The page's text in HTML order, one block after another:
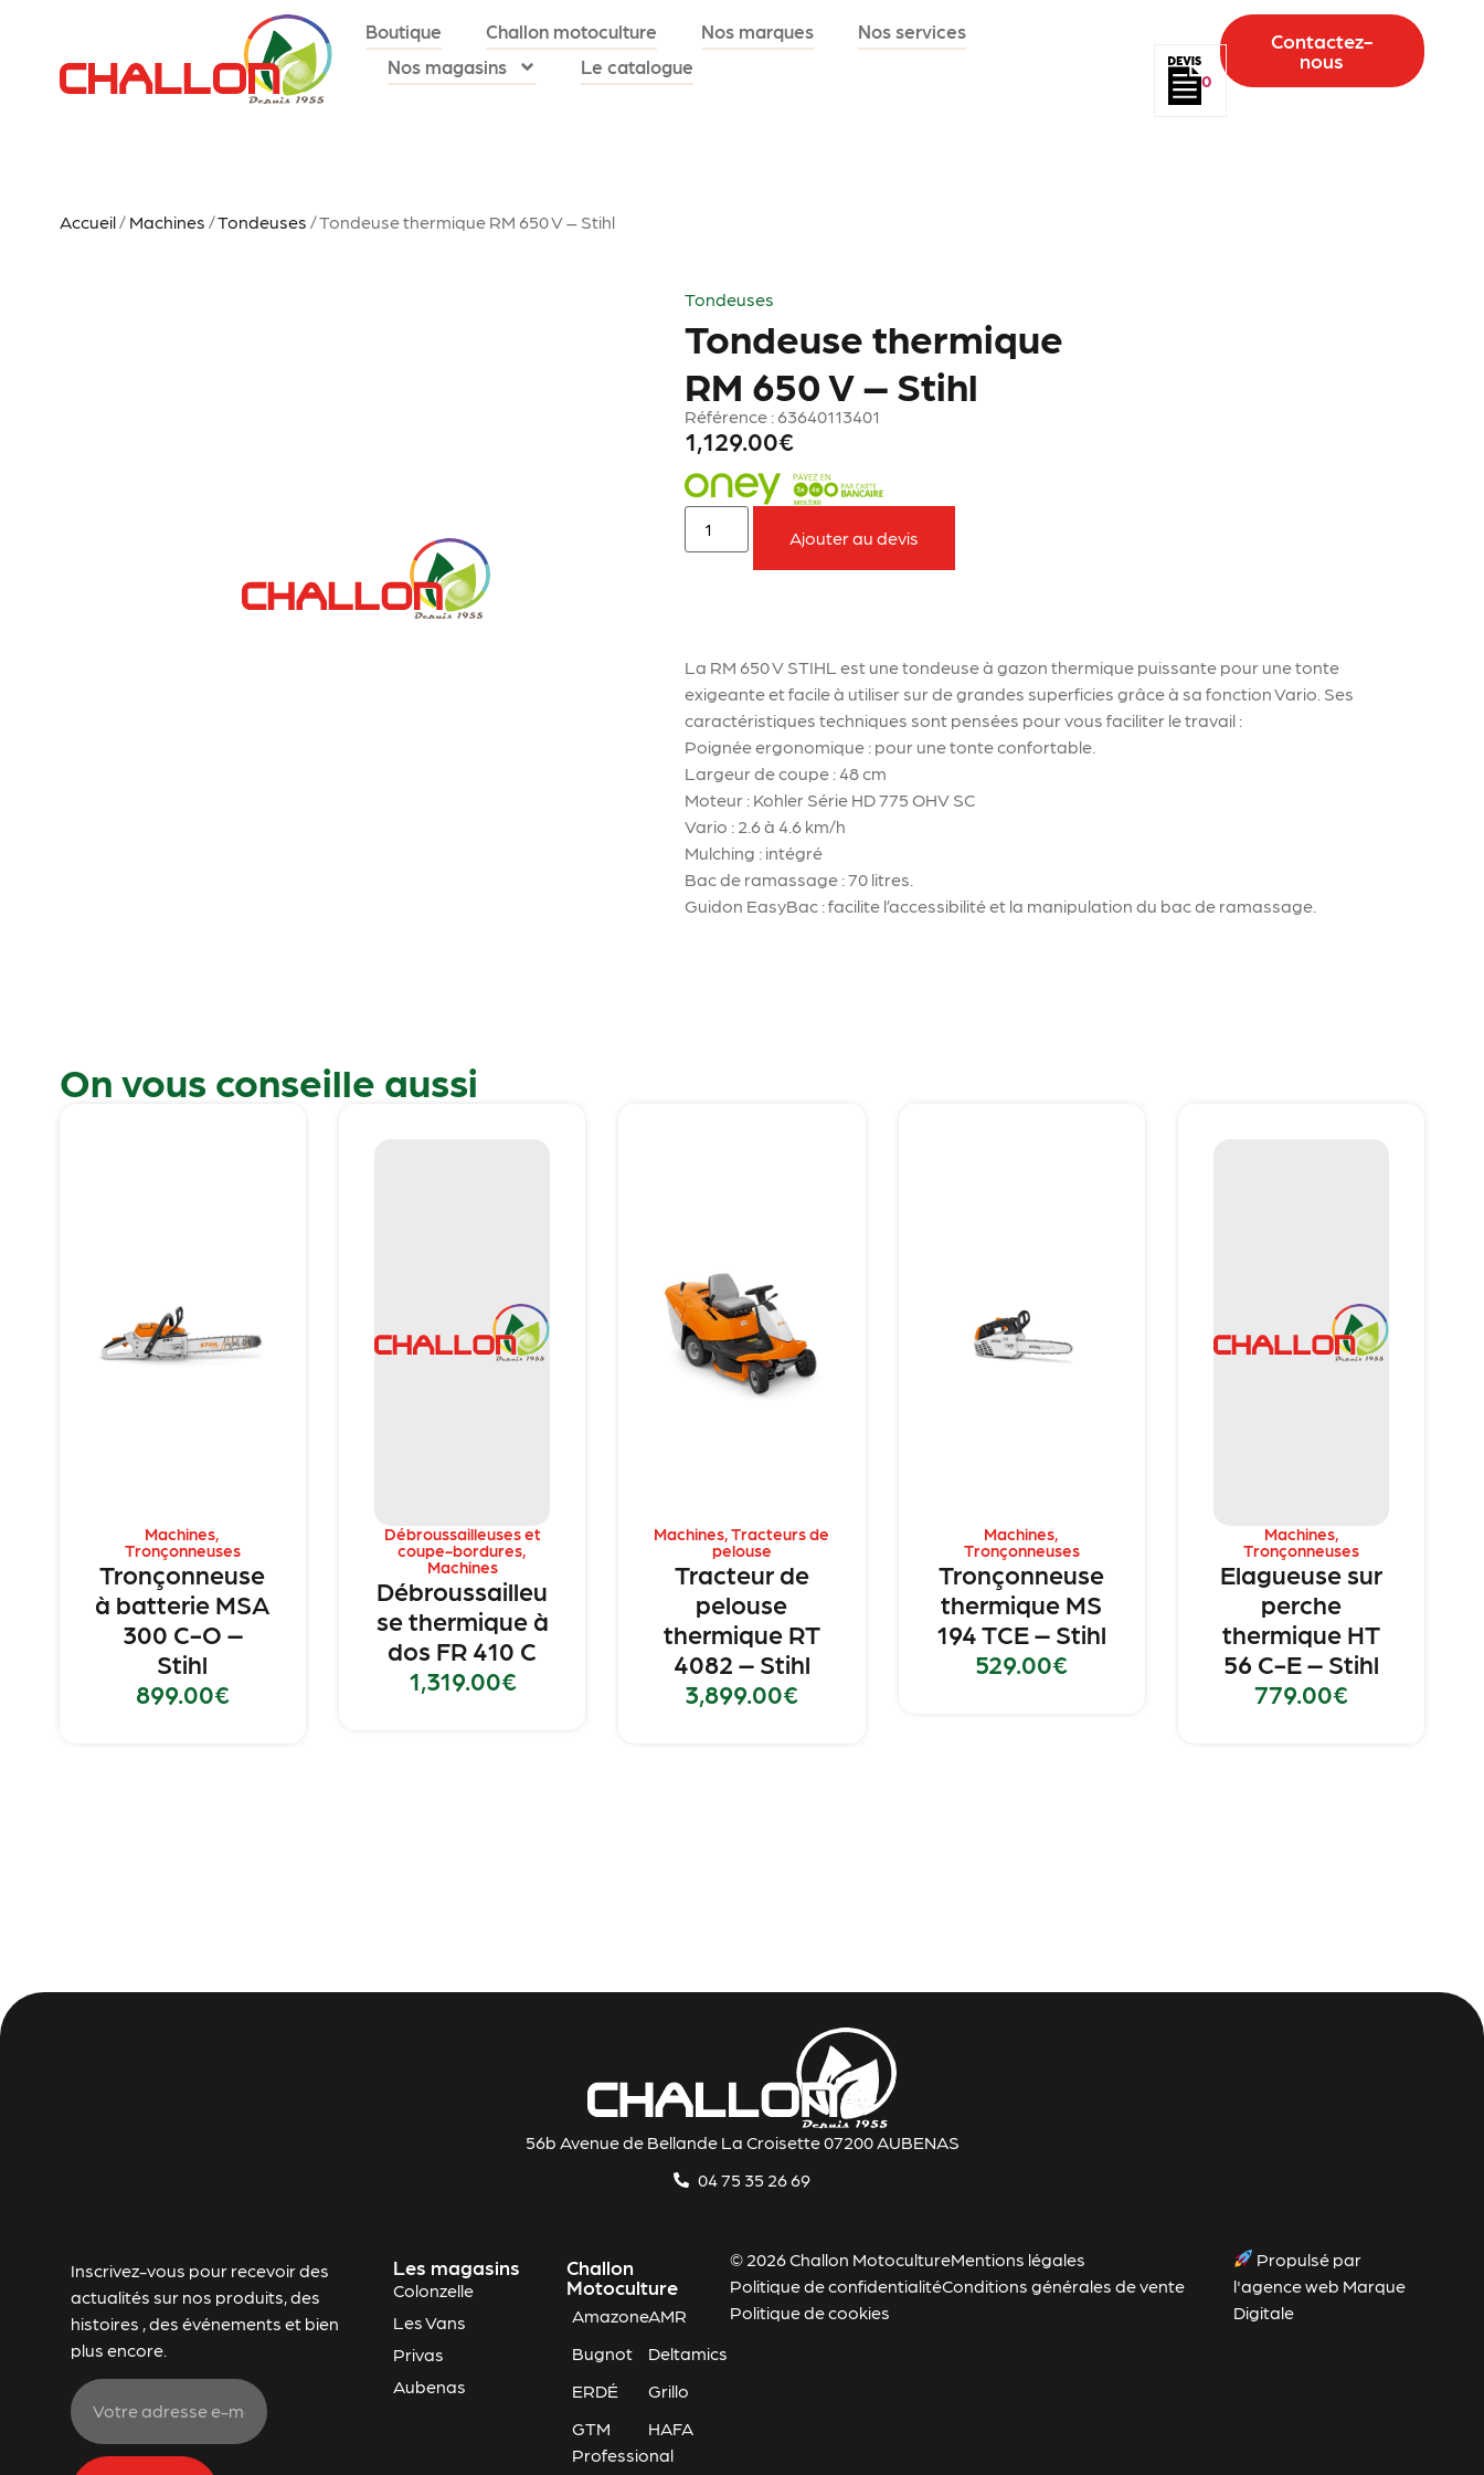
Boutique Challon motoculture Nos marques
Nos services
Nos magasins
Le catalogue
0
Contactez-
nous
Accueil/ Machines /Tondeuses / Tondeuse thermique RM 650 V – Stihl
Tondeuses
Tondeuse thermique
RM 650 V – Stihl
Référence : 63640113401
1,129.00€
Ajouter au devis
La RM 650 V STIHL est une tondeuse à gazon thermique puissante pour une tonte
exigeante et facile à utiliser sur de grandes superficies grâce à sa fonction Vario. Ses
caractéristiques techniques sont pensées pour vous faciliter le travail :
Poignée ergonomique : pour une tonte confortable.
Largeur de coupe : 48 cm
Moteur : Kohler Série HD 775 OHV SC
Vario : 2.6 à 4.6 km/h
Mulching : intégré
Bac de ramassage : 70 litres.
Guidon EasyBac : facilite l’accessibilité et la manipulation du bac de ramassage.
On vous conseille aussi
Machines,
Tronçonneuses
Tronçonneuse
à batterie MSA
300 C-O –
Stihl
899.00€
Débroussailleuses et
coupe-bordures,
Machines
Débroussailleu
se thermique à
dos FR 410 C
1,319.00€
Machines,Tracteurs de
pelouse
Tracteur de
pelouse
thermique RT
4082 – Stihl
3,899.00€
Machines,
Tronçonneuses
Tronçonneuse
thermique MS
194 TCE – Stihl
529.00€
Machines,
Tronçonneuses
Elagueuse sur
perche
thermique HT
56 C-E – Stihl
779.00€
56b Avenue de Bellande La Croisette 07200 AUBENAS
04 75 35 26 69
Inscrivez-vous pour recevoir des
actualités sur nos produits, des
histoires , des événements et bien
plus encore.
Les magasins
Colonzelle
Les Vans
Privas
Aubenas
Challon
Motoculture
AmazoneAMR
Bugnot
Deltamics
ERDÉ
Grillo
GTM
Professional
HAFA
© 2026 Challon MotocultureMentions légales
Politique de confidentialitéConditions générales de vente
Politique de cookies
Propulsé par
l'agence web Marque
Digitale